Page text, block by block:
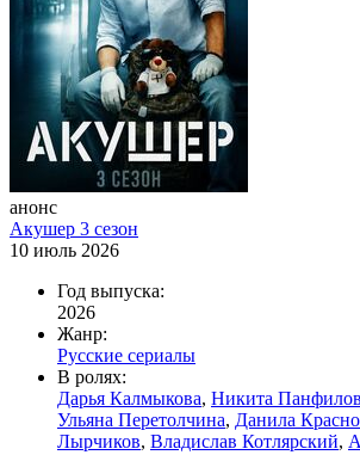
анонс
Акушер 3 сезон
10 июль 2026
Год выпуска:
2026
Жанр:
Русские сериалы
В ролях:
Дарья Калмыкова, Никита Панфилов
Ульяна Перетолчина, Данила
Лырчиков, Владислав Котлярский,